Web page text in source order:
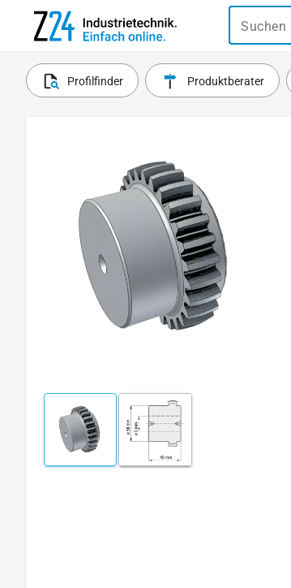
Suchen
Profilfinder Produktberater